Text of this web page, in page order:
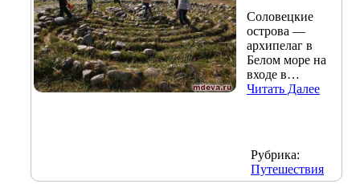
Соловецкие
острова —
архипелаг в
Белом море на
входе в…
Читать Далее
Рубрика:
Путешествия